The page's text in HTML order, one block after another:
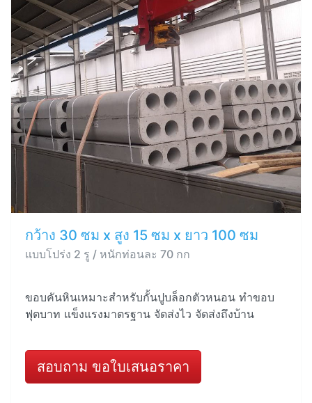
กว้าง 30 ซม x สูง 15 ซม x ยาว 100 ซม
แบบโปร่ง 2 รู / หนักท่อนละ 70 กก
ขอบคันหินเหมาะสำหรับกั้นปูบล็อกตัวหนอน ทำขอบ
ฟุตบาท แข็งแรงมาตรฐาน จัดส่งไว จัดส่งถึงบ้าน
สอบถาม ขอใบเสนอราคา